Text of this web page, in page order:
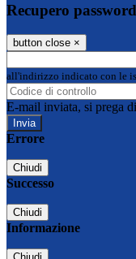
Recupero password
button close ×
all'indirizzo indicato con le
E-mail inviata, si prega
Errore
Chiudi
Successo
Chiudi
Informazione